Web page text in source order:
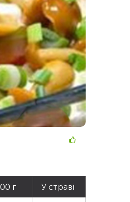
г У страві